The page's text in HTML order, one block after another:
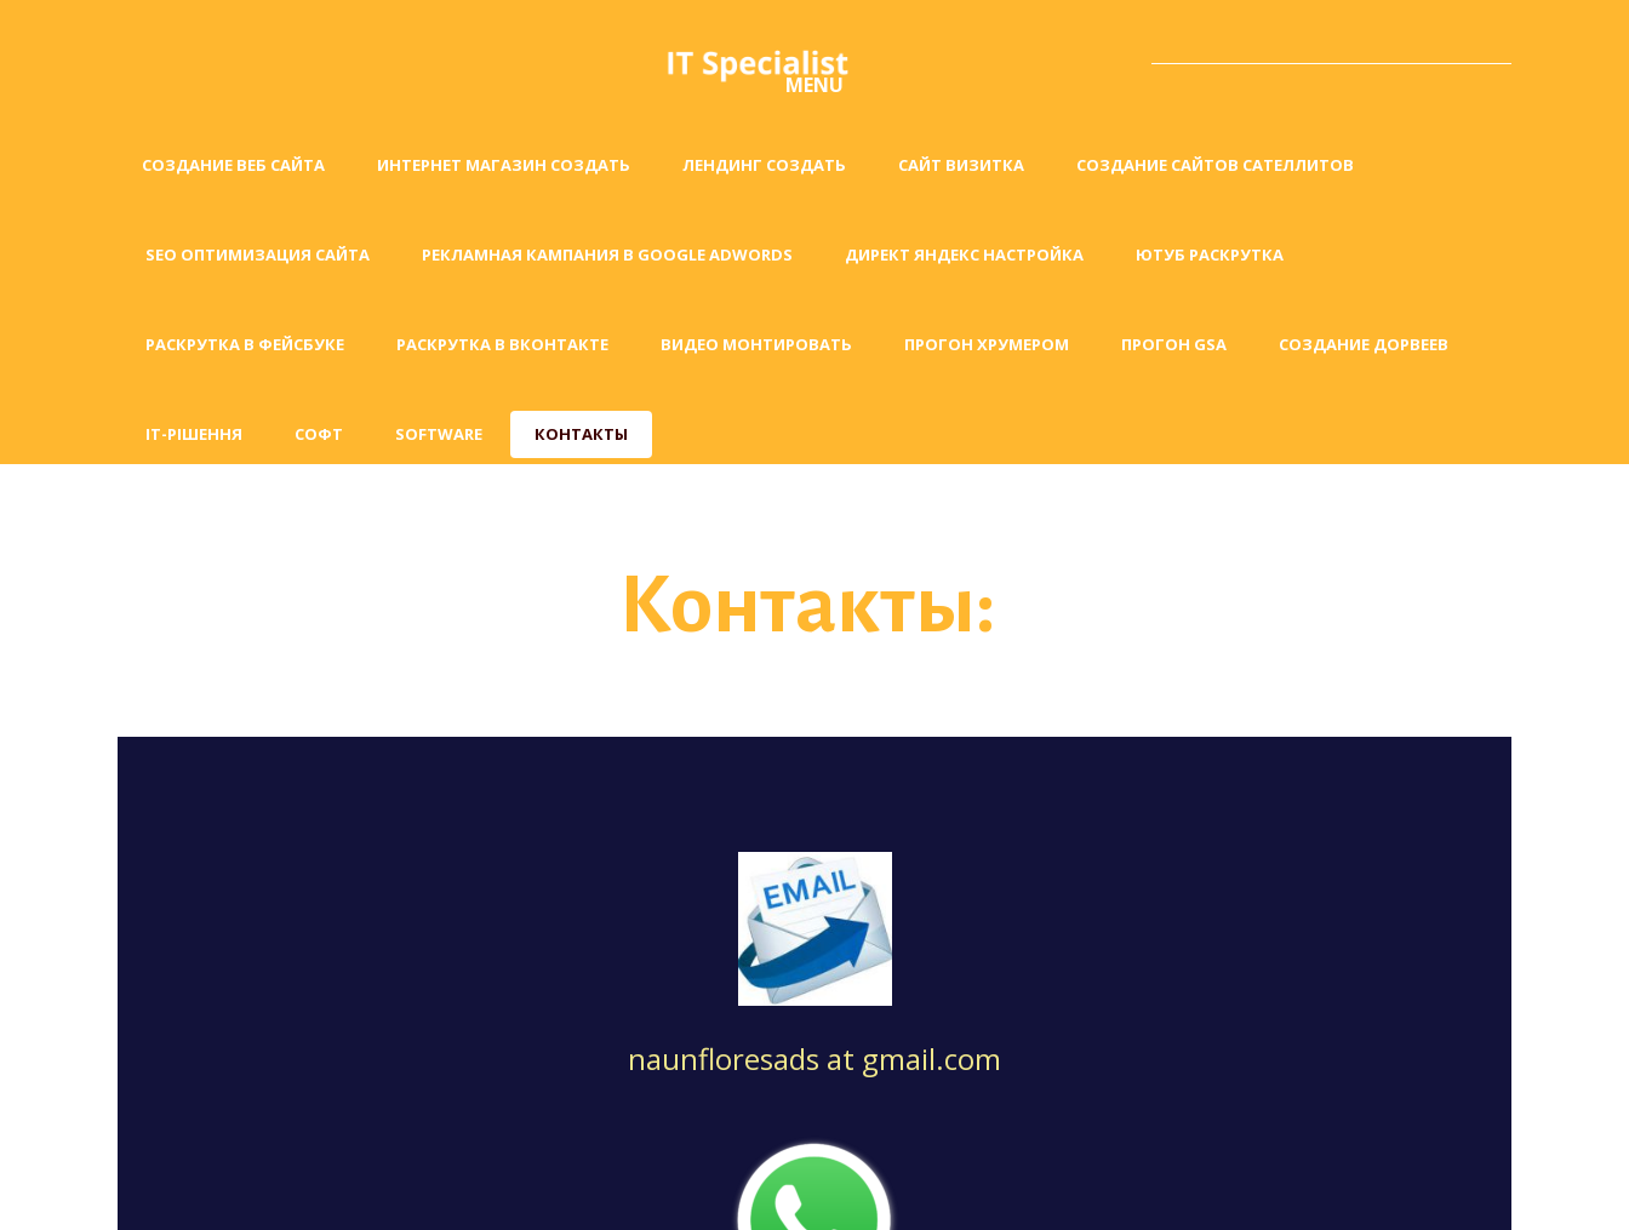
MENU
СОЗДАНИЕ ВЕБ САЙТА ИНТЕРНЕТ МАГАЗИН СОЗДАТЬ ЛЕНДИНГ СОЗДАТЬ САЙТ ВИЗИТКА СОЗДАНИЕ САЙТОВ САТЕЛЛИТОВ
SEO ОПТИМИЗАЦИЯ САЙТА РЕКЛАМНАЯ КАМПАНИЯ В GOOGLE ADWORDS ДИРЕКТ ЯНДЕКС НАСТРОЙКА ЮТУБ РАСКРУТКА
РАСКРУТКА В ФЕЙСБУКЕ РАСКРУТКА В ВКОНТАКТЕ ВИДЕО МОНТИРОВАТЬ ПРОГОН ХРУМЕРОМ ПРОГОН GSA СОЗДАНИЕ ДОРВЕЕВ
IT-РІШЕННЯ СОФТ SOFTWARE КОНТАКТЫ
Контакты:
naunfloresads at gmail.com